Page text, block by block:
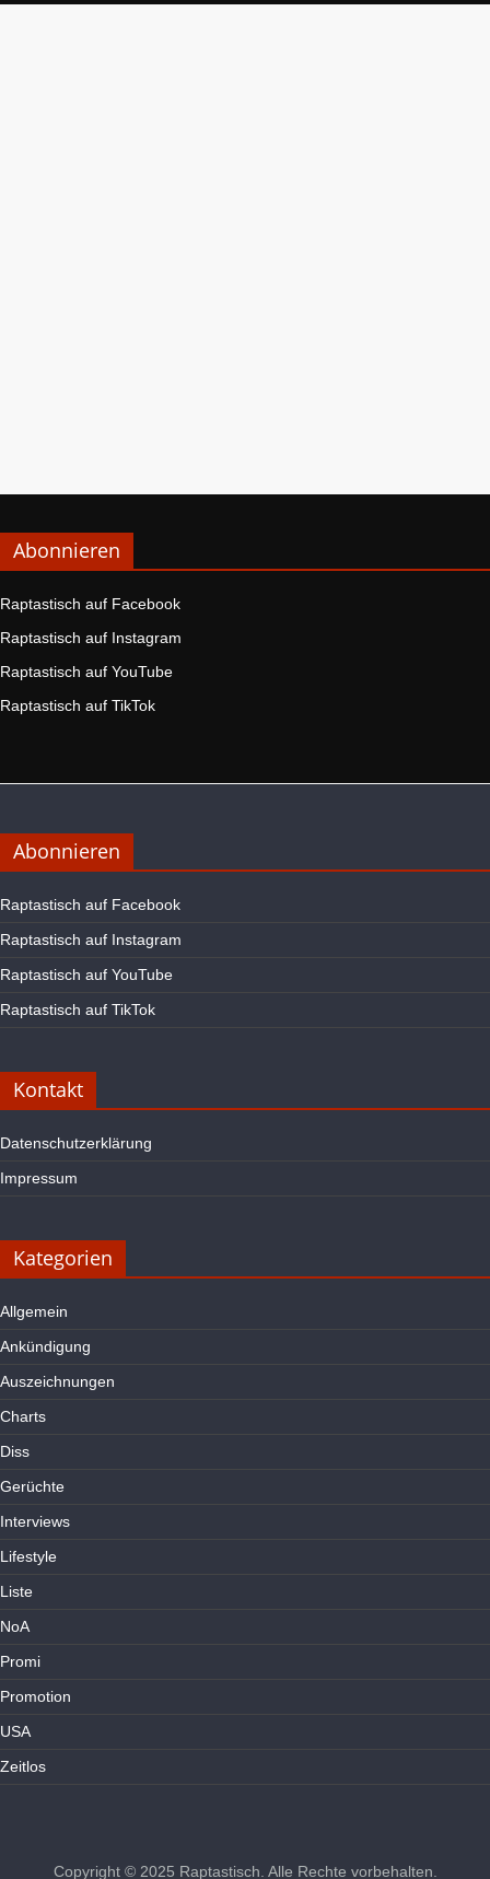
Abonnieren
Raptastisch auf Facebook
Raptastisch auf Instagram
Raptastisch auf YouTube
Raptastisch auf TikTok
Abonnieren
Raptastisch auf Facebook
Raptastisch auf Instagram
Raptastisch auf YouTube
Raptastisch auf TikTok
Kontakt
Datenschutzerklärung
Impressum
Kategorien
Allgemein
Ankündigung
Auszeichnungen
Charts
Diss
Gerüchte
Interviews
Lifestyle
Liste
NoA
Promi
Promotion
USA
Zeitlos
Copyright © 2025 Raptastisch . Alle Rechte vorbehalten.